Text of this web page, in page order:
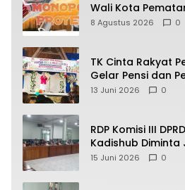
Wali Kota
Bagi Bagi Proyek
8 Agustus 2026 0
TK Cinta Rakyat
Gelar Pensi dan
13 Juni 2026 0
RDP Komisi III
Kadishub
Alasan
15 Juni 2026 0